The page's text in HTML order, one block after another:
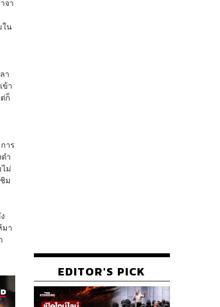
จา
ใน
า
ข้า
ก็
าร
ำ
ม่
ม
มา
EDITOR'S PICK